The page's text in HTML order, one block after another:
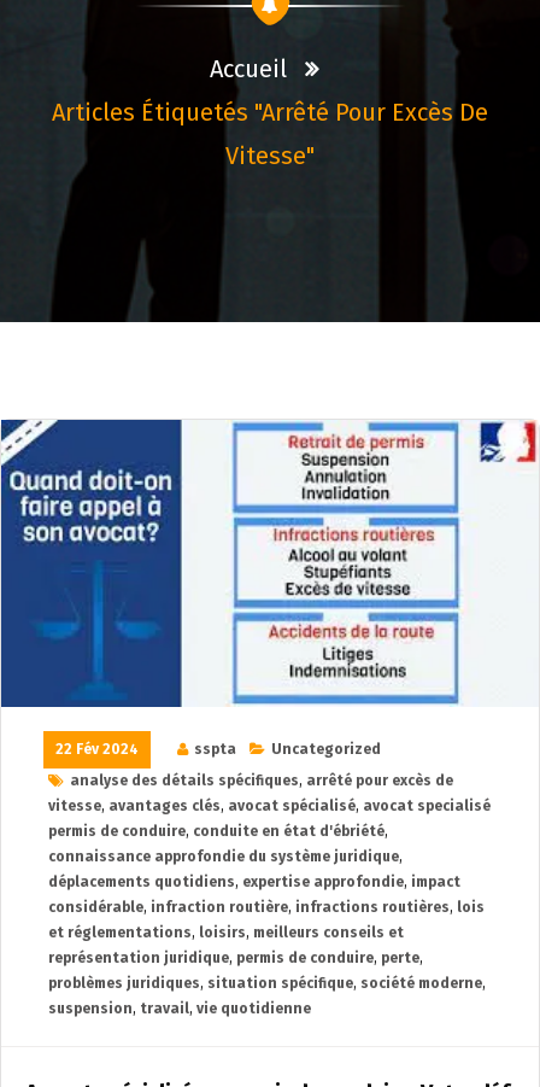
Accueil
Articles Étiquetés "arrêté Pour Excès De
Vitesse"
22 Fév 2024 sspta
Uncategorized
analyse des détails spécifiques, arrêté pour excès de
vitesse, avantages clés, avocat spécialisé, avocat specialisé
permis de conduire, conduite en état d'ébriété,
connaissance approfondie du système juridique,
déplacements quotidiens, expertise approfondie, impact
considérable, infraction routière, infractions routières, lois
et réglementations, loisirs, meilleurs conseils et
représentation juridique, permis de conduire, perte,
problèmes juridiques, situation spécifique, société moderne,
suspension, travail, vie quotidienne